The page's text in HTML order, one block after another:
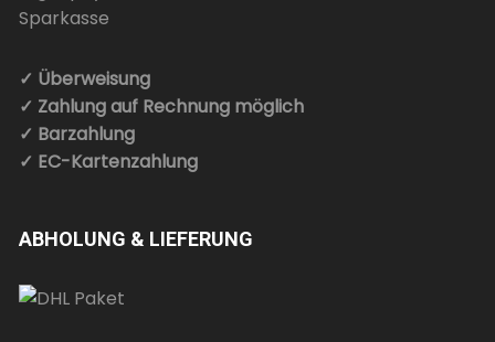
✓ Überweisung
✓ Zahlung auf Rechnung möglich
✓ Barzahlung
✓ EC-Kartenzahlung
ABHOLUNG & LIEFERUNG